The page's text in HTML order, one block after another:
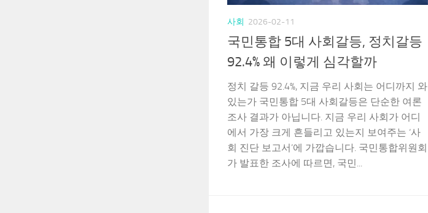
사회 2026-02-11
국민통합 5대 사회갈등, 정치갈등
92.4% 왜 이렇게 심각할까
정치 갈등 92.4%, 지금 우리 사회는 어디까지 와
있는가 국민통합 5대 사회갈등은 단순한 여론
조사 결과가 아닙니다. 지금 우리 사회가 어디
에서 가장 크게 흔들리고 있는지 보여주는 ‘사
회 진단 보고서’에 가깝습니다. 국민통합위원회
가 발표한 조사에 따르면, 국민...